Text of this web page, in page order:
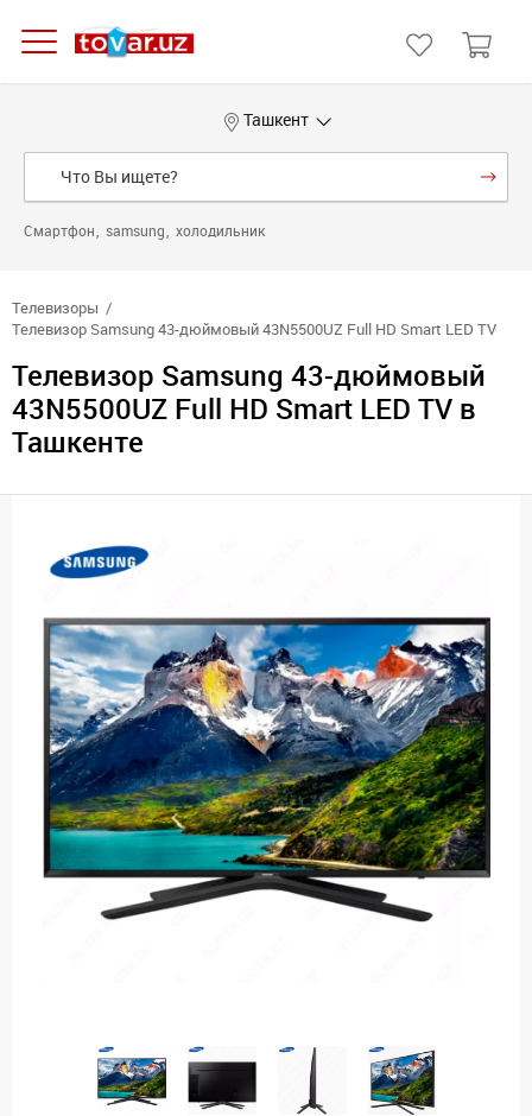
Ташкент
Смартфон samsung холодильник
Телевизоры
Телевизор Samsung 43-дюймовый 43N5500UZ Full HD Smart LED TV
Телевизор Samsung 43-дюймовый
43N5500UZ Full HD Smart LED TV в
Ташкенте